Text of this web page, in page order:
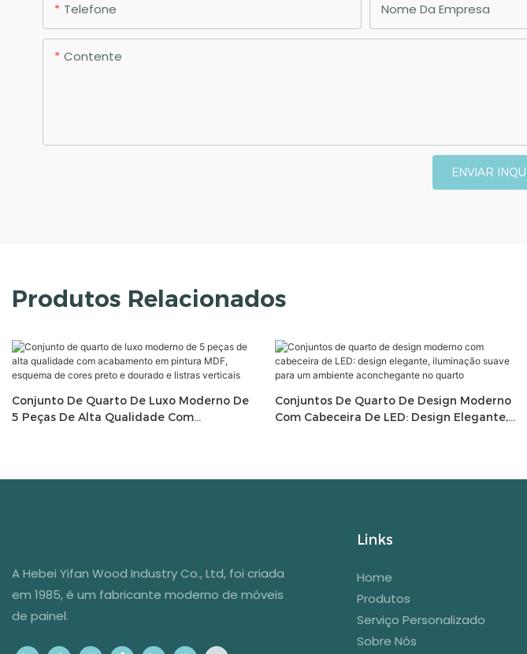
Telefone Nome Da Empresa
Contente
ENVIAR
Produtos Relacionados
Conjunto De Quarto De Luxo Moderno De
5 Peças De Alta Qualidade Com
Conjuntos De Quarto De Design Moderno
Com Cabeceira De LED: Design Elegante,
A Hebei Yifan Wood Industry Co., Ltd, foi criada
em 1985, é um fabricante moderno de móveis
de painel.
Links
Home
Produtos
Serviço Personalizado
Sobre Nós